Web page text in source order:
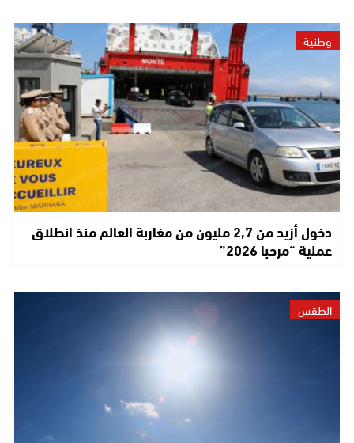
وطنية
دخول أزيد من 2,7 مليون من مغاربة العالم منذ انطلاق
عملية “مرحبا 2026”
الطقس